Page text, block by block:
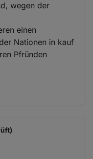
wegen der
einen
Nationen in kauf
Pfründen